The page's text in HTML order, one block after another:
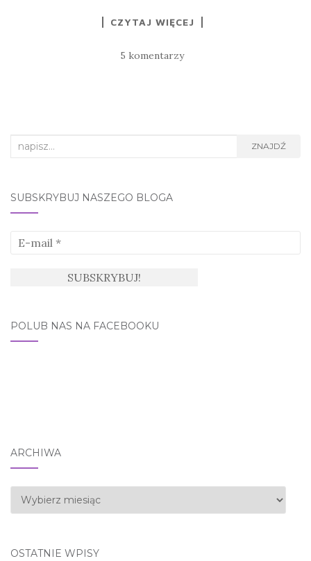
CZYTAJ WIĘCEJ
5 komentarzy
Search
ZNAJDŹ
SUBSKRYBUJ NASZEGO BLOGA
POLUB NAS NA FACEBOOKU
ARCHIWA
Archiwa
OSTATNIE WPISY